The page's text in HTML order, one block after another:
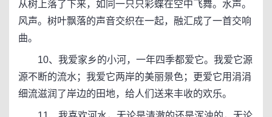
从树上落了下来，如同一只只彩蝶在空中飞舞。水声。
风声。树叶飘落的声音交织在一起，融汇成了一首交响
曲。
10、我爱家乡的小河，一年四季都爱它。我爱它源
源不断的流水；我爱它两岸的美丽景色；更爱它用涓涓
细流滋润了岸边的田地，给人们送来丰收的欢乐。